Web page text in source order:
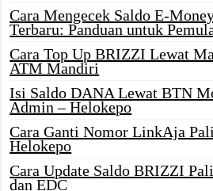
Cara Mengecek Saldo E-
Terbaru: Panduan untuk
Cara Top Up BRIZZI Lewat
ATM Mandiri
Isi Saldo DANA Lewat BTN
Admin – Helokepo
Cara Ganti Nomor LinkAja
Helokepo
Cara Update Saldo BRIZZI
dan EDC